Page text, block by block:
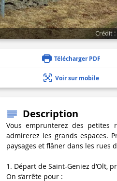
Crédit :
Télécharger PDF
Voir sur mobile
Description
Vous emprunterez des petites
admirerez les grands espaces.
paysages et flâner dans les rues
1. Départ de Saint-Geniez d’Olt,
On s’arrête pour :